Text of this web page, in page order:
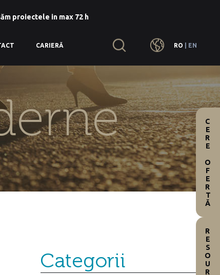
proiectele in max 72 h
RO EN
CARIERĂ
Categorii
CERE OFERTĂ